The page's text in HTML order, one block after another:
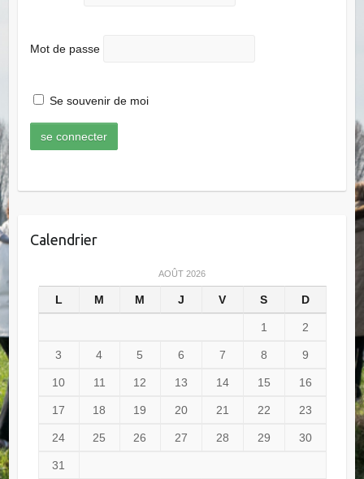
Mot de passe
Se souvenir de moi
Calendrier
AOÛT 2026
L M M J V S D
1 2
3 4 5 6 7 8 9
10 11 12 13 14 15 16
17 18 19 20 21 22 23
24 25 26 27 28 29 30
31